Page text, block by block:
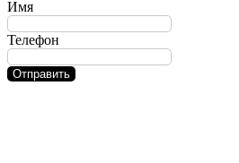
Имя
Телефон
Отправить